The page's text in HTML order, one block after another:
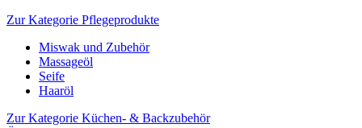
Zur Kategorie Pflegeprodukte
Miswak und Zubehör
Massageöl
Seife
Haaröl
Zur Kategorie Küchen- & Backzubehör